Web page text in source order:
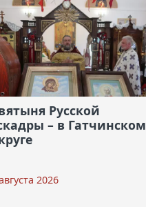
Русской
– в Гатчинском
2026